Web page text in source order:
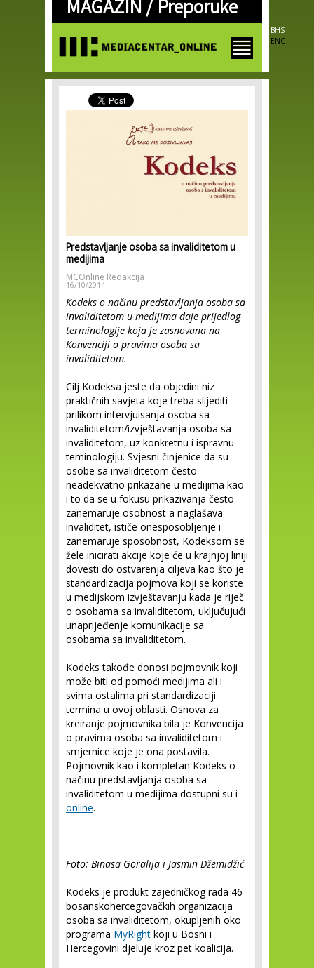
Skip to
main
MAGAZIN /Preporuke
BHS
ENG
Predstavljanje osoba sa invaliditetom u
medijima
MCOnline Redakcija
16/10/2014
Kodeks o načinu predstavljanja osoba sa
invaliditetom u medijima daje prijedlog
terminologije koja je zasnovana na
Konvenciji o pravima osoba sa
invaliditetom.
Cilj Kodeksa jeste da objedini niz
praktičnih savjeta koje treba slijediti
prilikom intervjuisanja osoba sa
invaliditetom/izvještavanja osoba sa
invaliditetom, uz konkretnu i ispravnu
teminologiju. Svjesni činjenice da su
osobe sa invaliditetom često
neadekvatno prikazane u medijima kao
i to da se u fokusu prikazivanja često
zanemaruje osobnost a naglašava
invaliditet, ističe onesposobljenje i
zanemaruje sposobnost, Kodeksom se
žele inicirati akcije koje će u krajnjoj liniji
dovesti do ostvarenja ciljeva kao što je
standardizacija pojmova koji se koriste
u medijskom izvještavanju kada je riječ
o osobama sa invaliditetom, uključujući
unaprijeđenje komunikacije sa
osobama sa invaliditetom.
Kodeks takođe donosi pojmovnik koji
može biti od pomoći medijima ali i
svima ostalima pri standardizaciji
termina u ovoj oblasti. Osnova za
kreiranje pojmovnika bila je Konvencija
o pravima osoba sa invaliditetom i
smjernice koje je ona postavila.
Pojmovnik kao i kompletan Kodeks o
načinu predstavljanja osoba sa
invaliditetom u medijima dostupni su i
online.
Foto: Binasa Goralija i Jasmin Džemidžić
Kodeks je produkt zajedničkog rada 46
bosanskohercegovačkih organizacija
osoba sa invaliditetom, okupljenih oko
programa MyRight koji u Bosni i
Hercegovini djeluje kroz pet koalicija.